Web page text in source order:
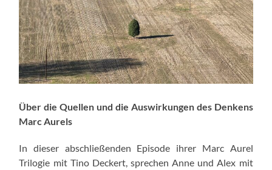
Über die Quellen und die Auswirkungen des Denkens
Marc Aurels
In dieser abschließenden Episode ihrer Marc Aurel
Trilogie mit Tino Deckert, sprechen Anne und Alex mit